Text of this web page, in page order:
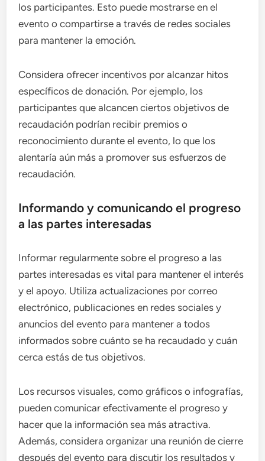
los participantes. Esto puede mostrarse en el
evento o compartirse a través de redes sociales
para mantener la emoción.
Considera ofrecer incentivos por alcanzar hitos
específicos de donación. Por ejemplo, los
participantes que alcancen ciertos objetivos de
recaudación podrían recibir premios o
reconocimiento durante el evento, lo que los
alentaría aún más a promover sus esfuerzos de
recaudación.
Informando y comunicando el progreso
a las partes interesadas
Informar regularmente sobre el progreso a las
partes interesadas es vital para mantener el interés
y el apoyo. Utiliza actualizaciones por correo
electrónico, publicaciones en redes sociales y
anuncios del evento para mantener a todos
informados sobre cuánto se ha recaudado y cuán
cerca estás de tus objetivos.
Los recursos visuales, como gráficos o infografías,
pueden comunicar efectivamente el progreso y
hacer que la información sea más atractiva.
Además, considera organizar una reunión de cierre
después del evento para discutir los resultados y